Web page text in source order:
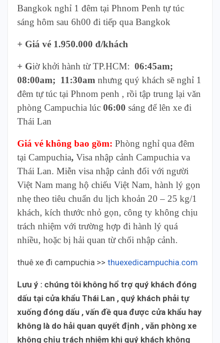
Bangkok nghỉ 1 đêm tại Phnom Penh tự túc
sáng hôm sau 6h00 đi tiếp qua Bangkok
+ Giá vé 1.950.000 đ/khách
+ Giờ khởi hành từ TP.HCM: 06:45am;
08:00am; 11:30am nhưng quý khách sẽ nghỉ 1
đêm tự túc tại Phnom penh , rồi tập trung lại văn
phòng Campuchia lúc 06:00 sáng để lên xe đi
Thái Lan
Giá vé không bao gồm: Phòng nghỉ qua đêm
tại Campuchia, Visa nhập cảnh Campuchia va
Thái Lan. Miễn visa nhập cảnh đối với người
Việt Nam mang hộ chiếu Việt Nam, hành lý gọn
nhẹ theo tiêu chuẩn du lịch khoản 20 – 25 kg/1
khách, kích thước nhỏ gọn, công ty không chịu
trách nhiệm với trường hợp đi hành lý quá
nhiều, hoặc bị hải quan từ chối nhập cảnh.
thuê xe đi campuchia >> thuexedicampuchia.com
Lưu ý : chúng tôi không hổ trợ quý khách đóng
dấu tại cửa khẩu Thái Lan , quý khách phải tự
xuống đóng dấu , vấn đề qua được cửa khẩu hay
không là do hải quan quyết định , văn phòng xe
không chịu trách nhiệm khi quý khách không